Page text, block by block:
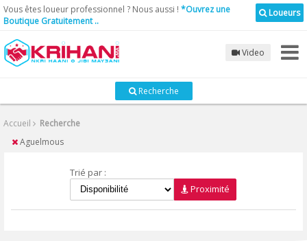
Loueurs
Vous êtes loueur professionnel ? Nous aussi ! *Ouvrez une
Boutique Gratuitement ..
Video
Recherche
Accueil
Recherche
Aguelmous
Recherche
Trié par :
Proximité